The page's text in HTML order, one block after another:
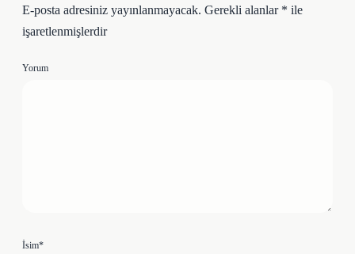
E-posta adresiniz yayınlanmayacak. Gerekli alanlar * ile
işaretlenmişlerdir
Yorum
İsim*